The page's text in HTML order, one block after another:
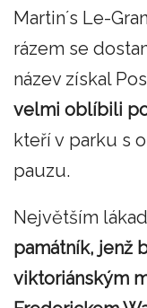
Martin´s Le-
rázem se
název získal
velmi oblíbili
kteří v parku s
pauzu.
Největším
památník, jenž
viktoriánským